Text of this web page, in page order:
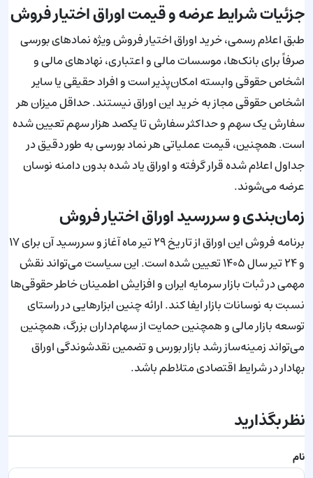
جزئیات شرایط عرضه و قیمت اوراق اختیار فروش
طبق اعلام رسمی، خرید اوراق اختیار فروش ویژه نمادهای بورسی
صرفاً برای بانک‌ها، موسسات مالی و اعتباری، نهادهای مالی و
اشخاص حقوقی وابسته امکان‌پذیر است و افراد حقیقی یا سایر
اشخاص حقوقی مجاز به خرید این اوراق نیستند. حداقل میزان هر
سفارش یک سهم و حداکثر سفارش تا یکصد هزار سهم تعیین شده
است. همچنین، قیمت عملیاتی هر نماد بورسی به طور دقیق در
جداول اعلام شده قرار گرفته و اوراق یاد شده بدون دامنه نوسان
عرضه می‌شوند.
زمان‌بندی و سررسید اوراق اختیار فروش
برنامه فروش این اوراق از تاریخ ۲۹ تیر ماه آغاز و سررسید آن برای ۱۷
و ۲۴ تیر سال ۱۴۰۵ تعیین شده است. این سیاست می‌تواند نقش
مهمی در ثبات بازار سرمایه ایران و افزایش اطمینان خاطر حقوقی‌ها
نسبت به نوسانات بازار ایفا کند. ارائه چنین ابزارهایی در راستای
توسعه بازار مالی و همچنین حمایت از سهام‌داران بزرگ، همچنین
می‌تواند زمینه‌ساز رشد بازار بورس و تضمین نقدشوندگی اوراق
بهادار در شرایط اقتصادی متلاطم باشد.
نظر بگذارید
نام